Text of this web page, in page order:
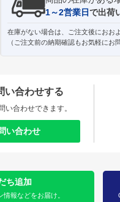
1～2営業日で出荷
在庫がない場合は、ご注文後におお
（ご注文前の納期確認もお気軽にお
い合わせする
い合わせできます。
い合わせ
ち追加
報などをお届け。